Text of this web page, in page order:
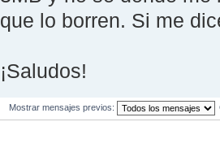
que lo borren. Si me
¡Saludos!
Mostrar mensajes previos: